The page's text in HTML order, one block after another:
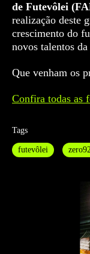
de Futevôlei
realização deste
crescimento do
novos talentos
Que venham os
Confira todas as
Tags
futevôlei